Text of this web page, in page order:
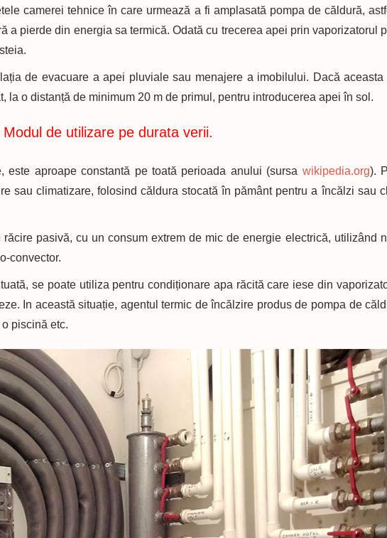
camerei tehnice în care urmează a fi amplasată pompa de căldură,
a pierde din energia sa termică. Odată cu trecerea apei prin vaporizatorul
de evacuare a apei pluviale sau menajere a imobilului. Dacă aceasta
la o distanță de minimum 20 m de primul, pentru introducerea apei în sol.
de utilizare pe durata verii.
este aproape constantă pe toată perioada anului (sursa wikipedia.org).
sau climatizare, folosind căldura stocată în pământ pentru a încălzi sau
pasivă, cu un consum extrem de mic de energie electrică, utilizând
convector.
se poate utiliza pentru condiționare apa răcită care iese din
In această situație, agentul termic de încălzire produs de pompa de
piscină etc.